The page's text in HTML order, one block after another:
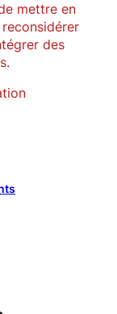
mettre en
des